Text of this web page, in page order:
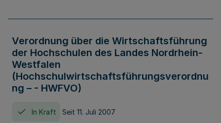
Verordnung über die Wirtschaftsführung
der Hochschulen des Landes Nordrhein-
Westfalen
(Hochschulwirtschaftsführungsverordnu
ng – - HWFVO)
In Kraft Seit 11. Juli 2007